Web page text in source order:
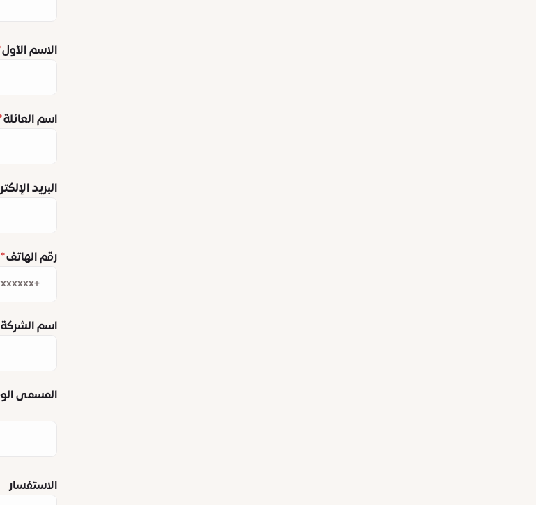
الاسم الأول
اسم العائلة
البريد
رقم الهاتف
اسم الشركة
المسمى
الاستفسار